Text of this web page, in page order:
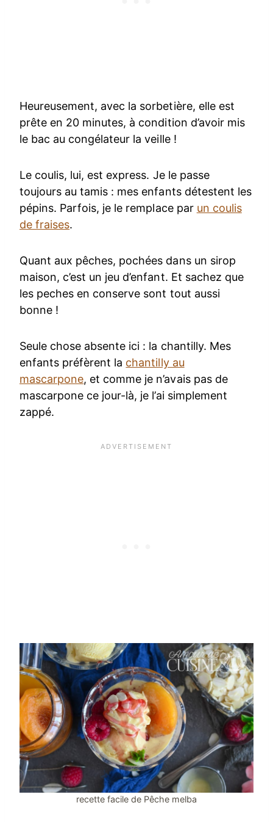
Heureusement, avec la sorbetière, elle est
prête en 20 minutes, à condition d’avoir mis
le bac au congélateur la veille !
Le coulis, lui, est express. Je le passe
toujours au tamis : mes enfants détestent les
pépins. Parfois, je le remplace par un coulis
de fraises.
Quant aux pêches, pochées dans un sirop
maison, c’est un jeu d’enfant. Et sachez que
les peches en conserve sont tout aussi
bonne !
Seule chose absente ici : la chantilly. Mes
enfants préfèrent la chantilly au
mascarpone, et comme je n’avais pas de
mascarpone ce jour-là, je l’ai simplement
zappé.
recette facile de Pêche melba